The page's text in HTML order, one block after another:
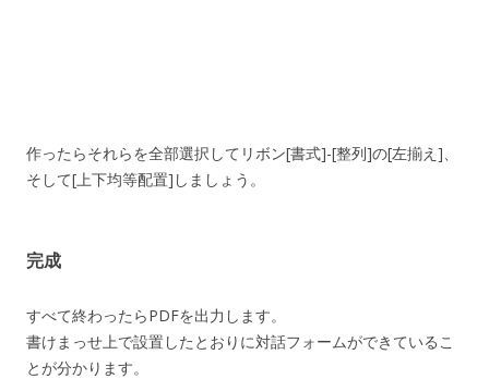
作ったらそれらを全部選択してリボン[書式]-[整列]の[左揃え]、
そして[上下均等配置]しましょう。
完成
すべて終わったらPDFを出力します。
書けまっせ上で設置したとおりに対話フォームができているこ
とが分かります。